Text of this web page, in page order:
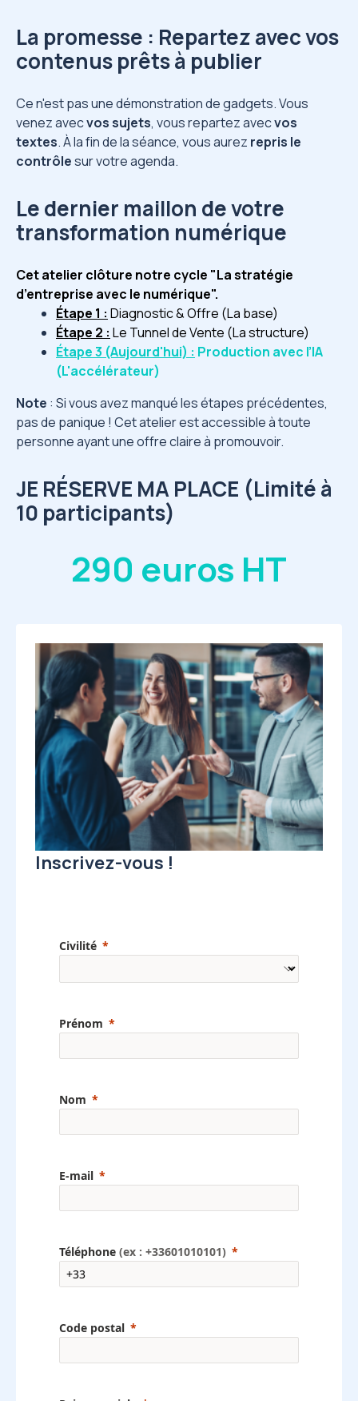
La promesse : Repartez avec vos
contenus prêts à publier
Ce n'est pas une démonstration de gadgets. Vous
venez avecvos sujets, vous repartez avecvos
textes. À la fin de la séance, vous aurez repris le
contrôlesur votre agenda.
Le dernier maillon de votre
transformation numérique
Cet atelier clôture notre cycle "La stratégie
d’entreprise avec le numérique".
Étape 1 : Diagnostic & Offre (La base)
Étape 2 : Le Tunnel de Vente (La structure)
Étape 3 (Aujourd'hui) : Production avec l’IA
(L'accélérateur)
Note : Si vous avez manqué les étapes précédentes,
pas de panique ! Cet atelier est accessible à toute
personne ayant une offre claire à promouvoir.
JE RÉSERVE MA PLACE (Limité à
10 participants)
290 euros HT
Image
Inscrivez-vous !
Civilité
Prénom
Nom
E-mail
Téléphone (ex : +33601010101)
Code postal